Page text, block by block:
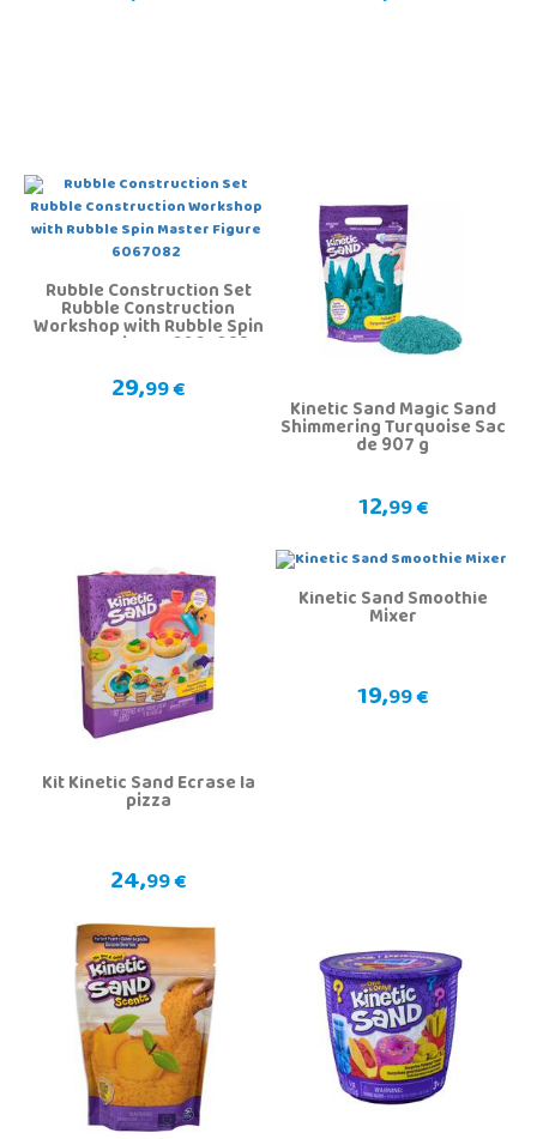
Rubble Construction Set
Rubble Construction
Workshop with Rubble Spin
Master Figure 6067082
29,99 € Kinetic Sand Magic Sand
Shimmering Turquoise Sac
de 907 g
12,99 €
Kit Kinetic Sand Écrase la
pizza
24,99 €
Kinetic Sand Smoothie
Mixer
19,99 €